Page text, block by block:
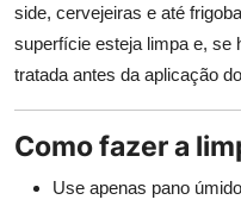
side, cervejeiras e até
superfície esteja limpa e, se
tratada antes da aplicação
Como fazer a
Use apenas pano